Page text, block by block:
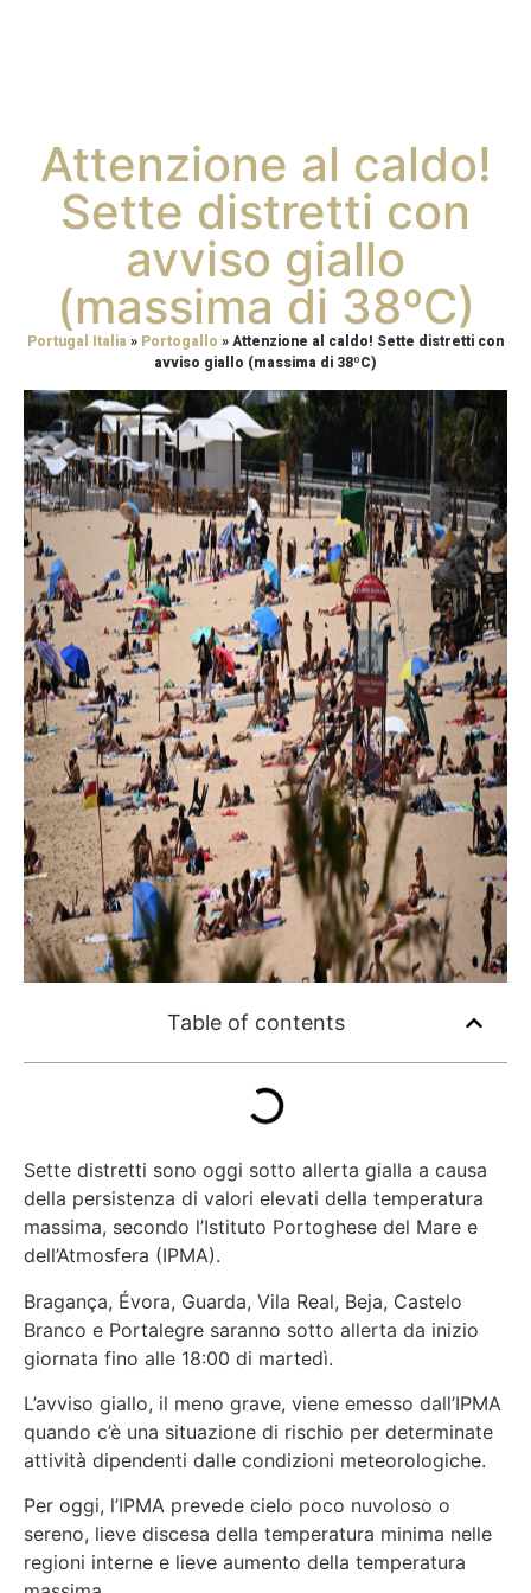
Attenzione al caldo!
Sette distretti con
avviso giallo
(massima di 38ºC)
Portugal Italia » Portogallo »Attenzione al caldo! Sette distretti con
avviso giallo (massima di 38ºC)
Table of contents
Sette distretti sono oggi sotto allerta gialla a causa
della persistenza di valori elevati della temperatura
massima, secondo l’Istituto Portoghese del Mare e
dell’Atmosfera (IPMA).
Bragança, Évora, Guarda, Vila Real, Beja, Castelo
Branco e Portalegre saranno sotto allerta da inizio
giornata fino alle 18:00 di martedì.
L’avviso giallo, il meno grave, viene emesso dall’IPMA
quando c’è una situazione di rischio per determinate
attività dipendenti dalle condizioni meteorologiche.
Per oggi, l’IPMA prevede cielo poco nuvoloso o
sereno, lieve discesa della temperatura minima nelle
regioni interne e lieve aumento della temperatura